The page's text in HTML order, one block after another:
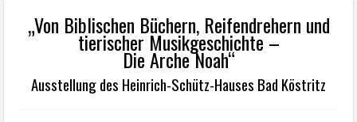
„Von Biblischen Büchern, Reifendrehern und
tierischer Musikgeschichte –
Die Arche Noah“
Ausstellung des Heinrich-Schütz-Hauses Bad Köstritz